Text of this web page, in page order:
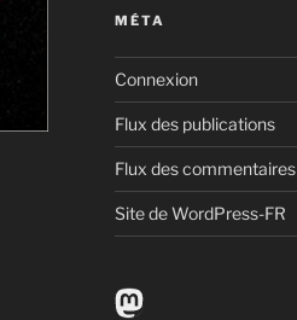
MÉTA
Connexion
Flux des publications
Flux des commentaires
Site de WordPress-FR
Mastodon